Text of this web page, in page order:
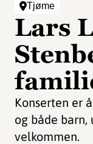
Tjøme
Lars
Konserten er
og både barn,
velkommen.